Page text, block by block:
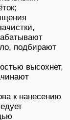
подбирают
высохнет,
к нанесению